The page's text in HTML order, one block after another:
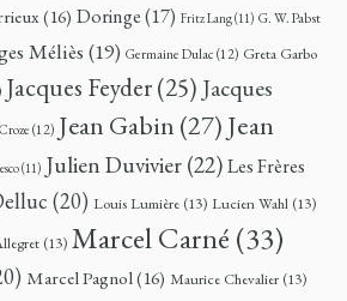
(16) Doringe(17) Fritz Lang(11) G. W. Pabst
Méliès (19) Germaine Dulac (12) Greta Garbo
Jacques Feyder(25) Jacques
(12) Jean Gabin (27) Jean
(11) Julien Duvivier(22)Les Frères
(20) Louis Lumière (13) Lucien Wahl (13)
(13) Marcel Carné (33)
Marcel Pagnol(16) Maurice Chevalier (13)